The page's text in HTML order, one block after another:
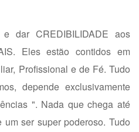
dar CREDIBILIDADE aos
Eles estão contidos em
Profissional e de Fé. Tudo
depende exclusivamente
". Nada que chega até
ser super poderoso. Tudo